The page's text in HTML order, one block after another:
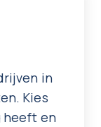
in
Kies
heeft en